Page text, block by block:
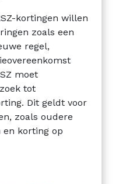
kortingen willen
zoals een
regel,
moet
tot
Dit geldt voor
zoals oudere
korting op